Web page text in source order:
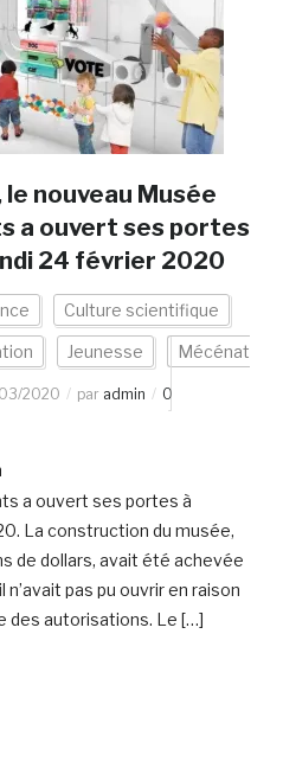
le nouveau Musée
a ouvert ses portes
24 février 2020
Culture scientifique
Jeunesse Mécénat
2020 par admin
0
a ouvert ses portes à
La construction du musée,
de dollars, avait été achevée
n’avait pas pu ouvrir en raison
des autorisations. Le […]